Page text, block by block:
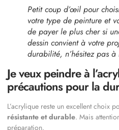
Petit coup d’œil pour
votre type de peinture et
de payer le plus cher si
dessin convient à votre
durabilité, n’hésitez pas à
Je veux peindre à
précautions pour la
L’acrylique reste un excellent choix
résistante et durable. Mais
préparation.